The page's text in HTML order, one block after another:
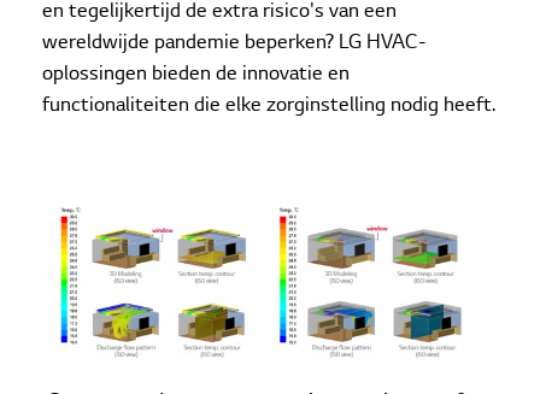
en tegelijkertijd de extra risico's van een
wereldwijde pandemie beperken? LG HVAC-
oplossingen bieden de innovatie en
functionaliteiten die elke zorginstelling nodig heeft.